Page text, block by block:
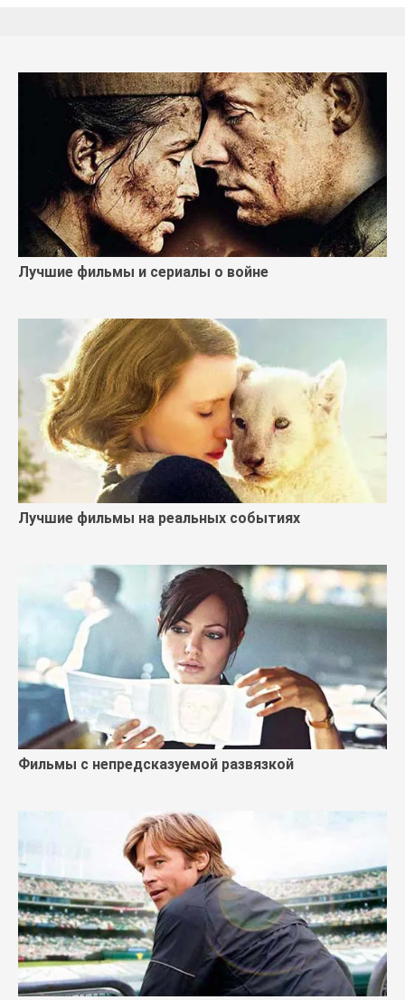
Лучшие фильмы и сериалы о войне
Лучшие фильмы на реальных событиях
Фильмы с непредсказуемой развязкой